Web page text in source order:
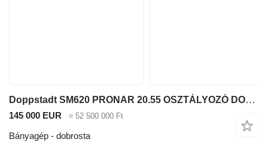
Doppstadt SM620 PRONAR 20.55 OSZTÁLYOZÓ DOBROSTA
145 000 EUR ≈ 52 500 000 Ft
Bányagép - dobrosta